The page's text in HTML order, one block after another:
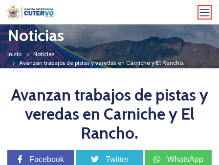
Noticias
Inicio
Noticias
Avanzan trabajos de pistas y veredas en Carniche y El Rancho.
Avanzan trabajos de pistas y
veredas en Carniche y El
Rancho.
Facebook Twitter WhatsApp